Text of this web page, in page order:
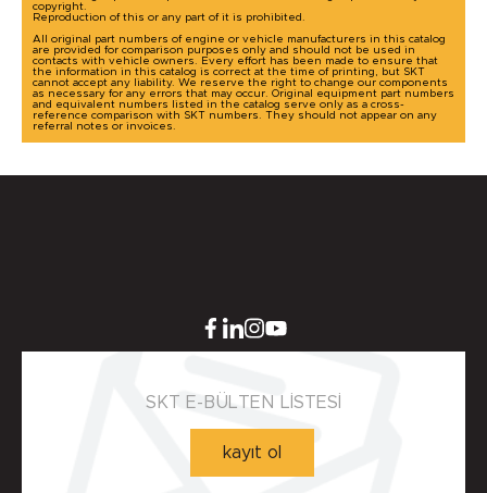
copyright.
Reproduction of this or any part of it is prohibited.
All original part numbers of engine or vehicle manufacturers in this catalog
are provided for comparison purposes only and should not be used in
contacts with vehicle owners. Every effort has been made to ensure that
the information in this catalog is correct at the time of printing, but SKT
cannot accept any liability. We reserve the right to change our components
as necessary for any errors that may occur. Original equipment part numbers
and equivalent numbers listed in the catalog serve only as a cross-
reference comparison with SKT numbers. They should not appear on any
referral notes or invoices.
SKT E-BÜLTEN LİSTESİ
kayıt ol